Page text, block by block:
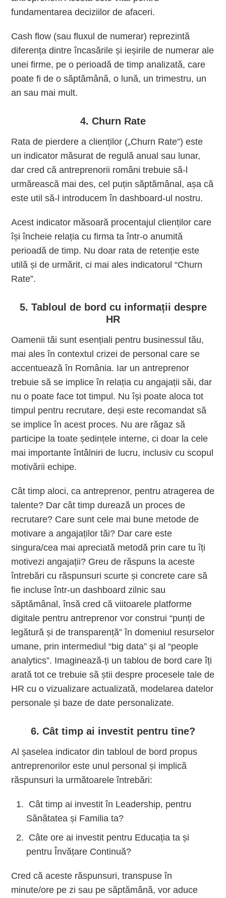
fundamentarea deciziilor de afaceri.
Cash flow (sau fluxul de numerar) reprezintă
diferența dintre încasările și ieșirile de numerar ale
unei firme, pe o perioadă de timp analizată, care
poate fi de o săptămână, o lună, un trimestru, un
an sau mai mult.
4. Churn Rate
Rata de pierdere a clienților („Churn Rate”) este
un indicator măsurat de regulă anual sau lunar,
dar cred că antreprenorii români trebuie să-l
urmărească mai des, cel puțin săptămânal, așa că
este util să-l introducem în dashboard-ul nostru.
Acest indicator măsoară procentajul clienților care
își încheie relația cu firma ta într-o anumită
perioadă de timp. Nu doar rata de retenție este
utilă și de urmărit, ci mai ales indicatorul “Churn
Rate”.
5. Tabloul de bord cu informații despre
HR
Oamenii tăi sunt esențiali pentru businessul tău,
mai ales în contextul crizei de personal care se
accentuează în România. Iar un antreprenor
trebuie să se implice în relația cu angajații săi, dar
nu o poate face tot timpul. Nu își poate aloca tot
timpul pentru recrutare, deși este recomandat să
se implice în acest proces. Nu are răgaz să
participe la toate ședințele interne, ci doar la cele
mai importante întâlniri de lucru, inclusiv cu scopul
motivării echipe.
Cât timp aloci, ca antreprenor, pentru atragerea de
talente? Dar cât timp durează un proces de
recrutare? Care sunt cele mai bune metode de
motivare a angajaților tăi? Dar care este
singura/cea mai apreciată metodă prin care tu îți
motivezi angajații? Greu de răspuns la aceste
întrebări cu răspunsuri scurte și concrete care să
fie incluse într-un dashboard zilnic sau
săptămânal, însă cred că viitoarele platforme
digitale pentru antreprenor vor construi “punți de
legătură și de transparență” în domeniul resurselor
umane, prin intermediul “big data” și al “people
analytics”. Imaginează-ți un tablou de bord care îți
arată tot ce trebuie să știi despre procesele tale de
HR cu o vizualizare actualizată, modelarea datelor
personale și baze de date personalizate.
6. Cât timp ai investit pentru tine?
Al șaselea indicator din tabloul de bord propus
antreprenorilor este unul personal și implică
răspunsuri la următoarele întrebări:
Cât timp ai investit în Leadership, pentru
Sănătatea și Familia ta?
Câte ore ai investit pentru Educația ta și
pentru Învățare Continuă?
Cred că aceste răspunsuri, transpuse în
minute/ore pe zi sau pe săptămână, vor aduce